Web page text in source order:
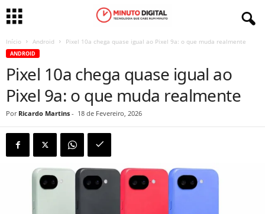
Início Android Pixel 10a chega quase igual ao Pixel 9a: o que muda realmente
ANDROID
Pixel 10a chega quase igual ao
Pixel 9a: o que muda realmente
Por Ricardo Martins - 18 de Fevereiro, 2026